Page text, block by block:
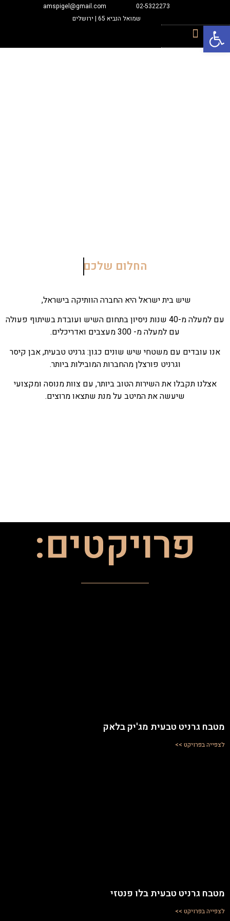
02-5322273
amspigel@gmail.com
שמואל הנביא 65 | ירושלים
החלום שלכם
שיש בית ישראל היא החברה הוותיקה בישראל,
עם למעלה מ-40 שנות ניסיון בתחום השיש ועובדת בשיתוף פעולה
עם למעלה מ- 300 מעצבים ואדריכלים.
אנו עובדים עם משטחי שיש שונים כגון: גרניט טבעית, אבן קיסר
וגרניט פורצלן מהחברות המובילות ביותר.
אצלנו תקבלו את השירות הטוב ביותר, עם צוות מנוסה ומקצועי
שיעשה את המיטב על מנת שתצאו מרוצים.
פרויקטים:
מטבח גרניט טבעית מג'יק בלאק
לצפייה בפרויקט >>
מטבח גרניט טבעית בלו פנטזי
לצפייה בפרויקט >>
פתח סרגל נגישות